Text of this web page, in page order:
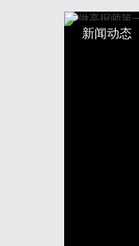
新闻动态